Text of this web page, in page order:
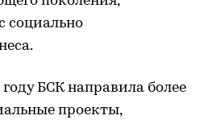
социально
БСК направила более
проекты,